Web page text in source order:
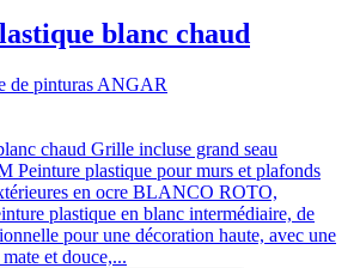
blanc chaud
de pinturas ANGAR
chaud Grille incluse grand seau
plastique pour murs et plafonds
en ocre BLANCO ROTO,
plastique en blanc intermédiaire, de
pour une décoration haute, avec une
et douce,...